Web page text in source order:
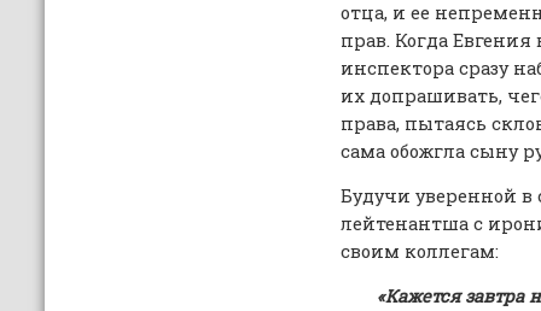
отца, и ее
прав. Когда
инспектора сразу
их допрашивать,
права, пытаясь
сама обожгла сыну
Будучи уверенной в
лейтенантша с
своим коллегам:
«Кажется завтра